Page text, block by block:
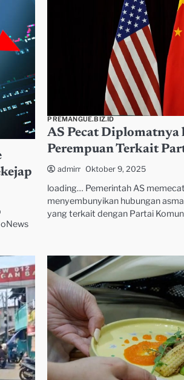
PREMANGUE.BIZ.ID
AS Pecat Diplomatnya
Perempuan Terkait
admin Oktober 9, 2025
loading… Pemerintah AS
menyembunyikan hubungan
yang terkait dengan Partai